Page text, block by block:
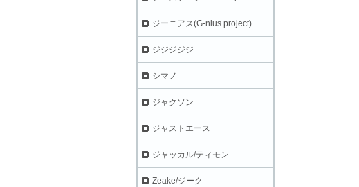
ジーニアス(G-nius project)
ジジジジジ
シマノ
ジャクソン
ジャストエース
ジャッカル/ティモン
Zeake/ジーク